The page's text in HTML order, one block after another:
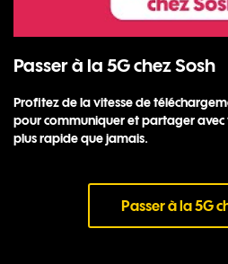
Passer à la 5G chez Sosh
Profitez de la vitesse de
pour communiquer et partager avec
plus rapide que jamais.
Passer à la 5G